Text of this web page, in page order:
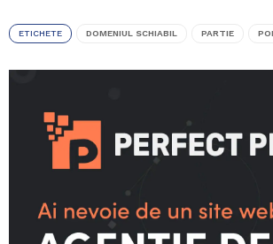
ETICHETE DOMENIUL SCHIABIL PARTIE